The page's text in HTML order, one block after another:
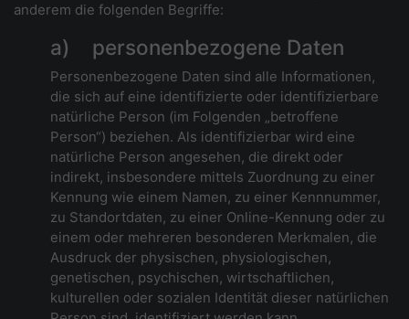
anderem die folgenden Begriffe:
a) personenbezogene Daten
Personenbezogene Daten sind alle Informationen,
die sich auf eine identifizierte oder identifizierbare
natürliche Person (im Folgenden „betroffene
Person“) beziehen. Als identifizierbar wird eine
natürliche Person angesehen, die direkt oder
indirekt, insbesondere mittels Zuordnung zu einer
Kennung wie einem Namen, zu einer Kennnummer,
zu Standortdaten, zu einer Online-Kennung oder zu
einem oder mehreren besonderen Merkmalen, die
Ausdruck der physischen, physiologischen,
genetischen, psychischen, wirtschaftlichen,
kulturellen oder sozialen Identität dieser natürlichen